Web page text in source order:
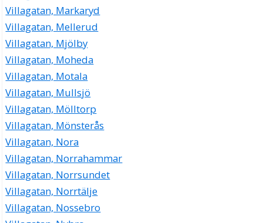
Villagatan, Markaryd
Villagatan, Mellerud
Villagatan, Mjölby
Villagatan, Moheda
Villagatan, Motala
Villagatan, Mullsjö
Villagatan, Mölltorp
Villagatan, Mönsterås
Villagatan, Nora
Villagatan, Norrahammar
Villagatan, Norrsundet
Villagatan, Norrtälje
Villagatan, Nossebro